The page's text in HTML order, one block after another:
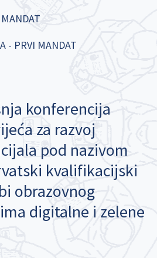
- PRVI MANDAT
konferencija
za razvoj
pod nazivom
kvalifikacijski
obrazovnog
digitalne i zelene